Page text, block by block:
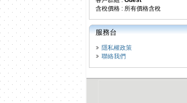
含稅價格 : 所有價格含稅
服務台
隱私權政策
聯絡我們